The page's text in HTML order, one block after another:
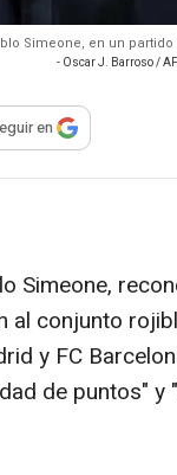
Simeone, en un
- Oscar J. Barroso /
para compartir
en
Simeone,
al conjunto
y FC
de puntos" y